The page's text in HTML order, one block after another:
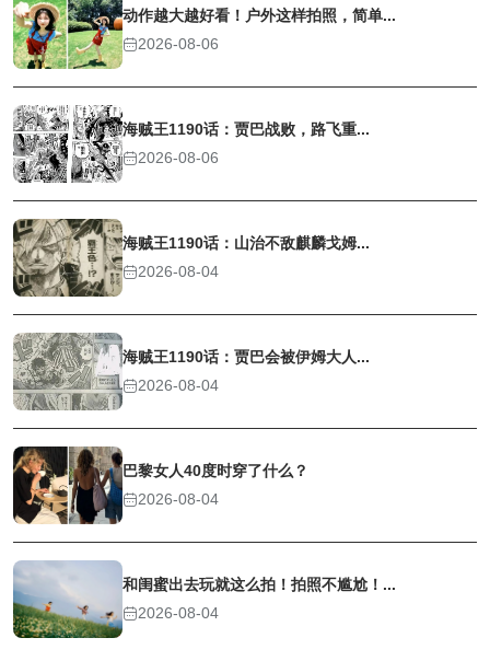
动作越大越好看！户外这样拍照，简单...
2026-08-06
海贼王1190话：贾巴战败，路飞重...
2026-08-06
海贼王1190话：山治不敌麒麟戈姆...
2026-08-04
海贼王1190话：贾巴会被伊姆大人...
2026-08-04
巴黎女人40度时穿了什么？
2026-08-04
和闺蜜出去玩就这么拍！拍照不尴尬！...
2026-08-04